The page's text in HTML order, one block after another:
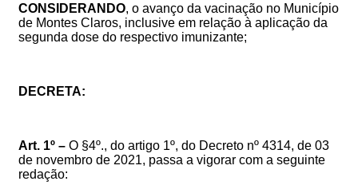
CONSIDERANDO, o avanço da vacinação no Município
de Montes Claros, inclusive em relação à aplicação da
segunda dose do respectivo imunizante;
DECRETA:
Art. 1º – O §4º., do artigo 1º, do Decreto nº 4314, de 03
de novembro de 2021, passa a vigorar com a seguinte
redação: